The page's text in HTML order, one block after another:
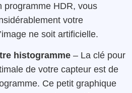
programme HDR, vous
votre
ne soit artificielle.
histogramme – La clé pour
de votre capteur est de
Ce petit graphique